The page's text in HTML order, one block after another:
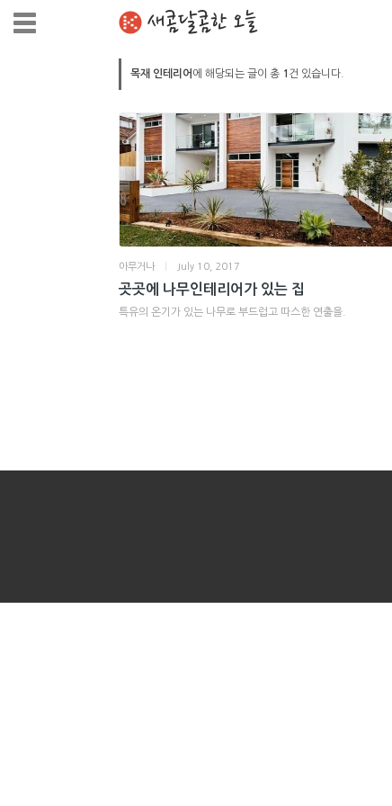
새콤달콤한 오늘
목재 인테리어 에 해당되는 글이 총 1 건 있습니다.
아무거나 July 10, 2017
곳곳에 나무인테리어가 있는 집
특유의 온기가 있는 나무로 부드럽고 따스한 연출을.